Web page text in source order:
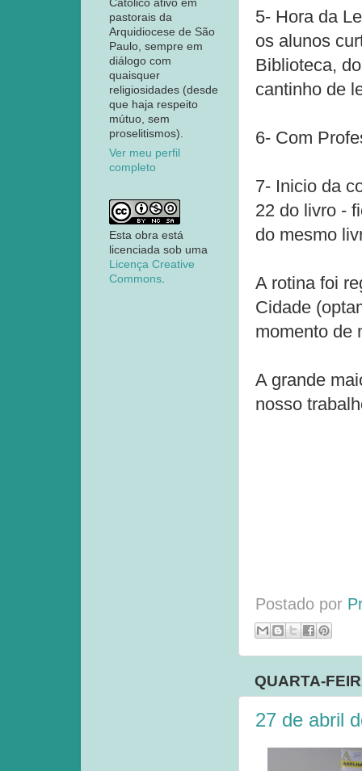
5- Hora da
os alunos
Biblioteca,
cantinho de
6- Com
7- Inicio da
22 do livro -
do mesmo
A rotina foi
Cidade
momento de
A grande
nosso
Postado por
QUARTA-
27 de abril
Católico ativo em
pastorais da
Arquidiocese de São
Paulo, sempre em
diálogo com
quaisquer
religiosidades (desde
que haja respeito
mútuo, sem
proselitismos).
Ver meu perfil
completo
Esta obra está
licenciada sob uma
Licença Creative
Commons.